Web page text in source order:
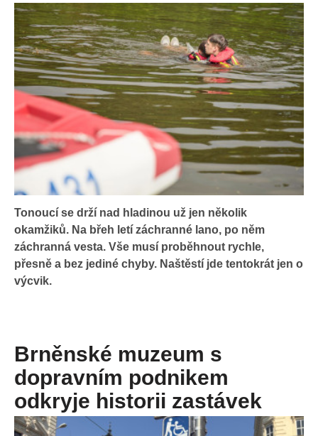
Tonoucí se drží nad hladinou už jen několik
okamžiků. Na břeh letí záchranné lano, po něm
záchranná vesta. Vše musí proběhnout rychle,
přesně a bez jediné chyby. Naštěstí jde tentokrát jen o
výcvik.
Brněnské muzeum s
dopravním podnikem
odkryje historii zastávek